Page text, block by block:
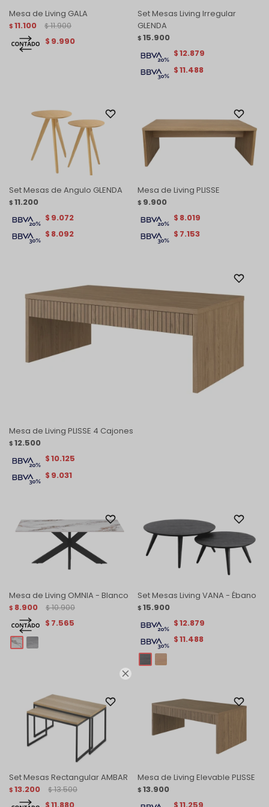

Mesa de Living GALA
$ 11.100 $ 11.900
$ 9.990
Set Mesas Living Irregular
GLENDA
$ 15.900
$11.488
$12.879
Set Mesas de Angulo GLENDA
$ 11.200
$ 8.092
$ 9.072
Mesa de Living PLISSE
$ 9.900
$ 7.153
$ 8.019
Mesa de Living PLISSE 4 Cajones
$ 12.500
$ 9.031
$10.125
Mesa de Living OMNIA - Blanco
$ 8.900 $ 10.900
$ 7.565
Set Mesas Living VANA - Ébano
$ 15.900
$11.488
$12.879
Set Mesas Rectangular AMBAR
$ 13.200 $ 13.500
Mesa de Living Elevable PLISSE
$ 13.900